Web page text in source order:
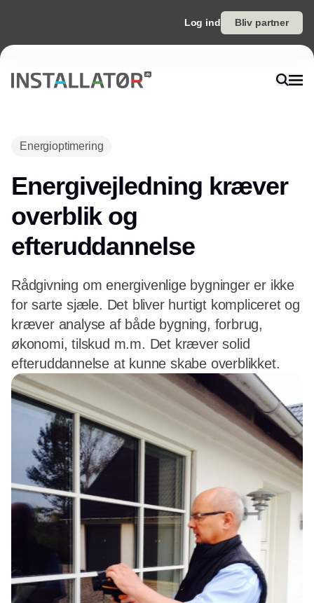
Log ind Bliv partner
Energioptimering
Energivejledning kræver
overblik og
efteruddannelse
Rådgivning om energivenlige bygninger er ikke
for sarte sjæle. Det bliver hurtigt kompliceret og
kræver analyse af både bygning, forbrug,
økonomi, tilskud m.m. Det kræver solid
efteruddannelse at kunne skabe overblikket.